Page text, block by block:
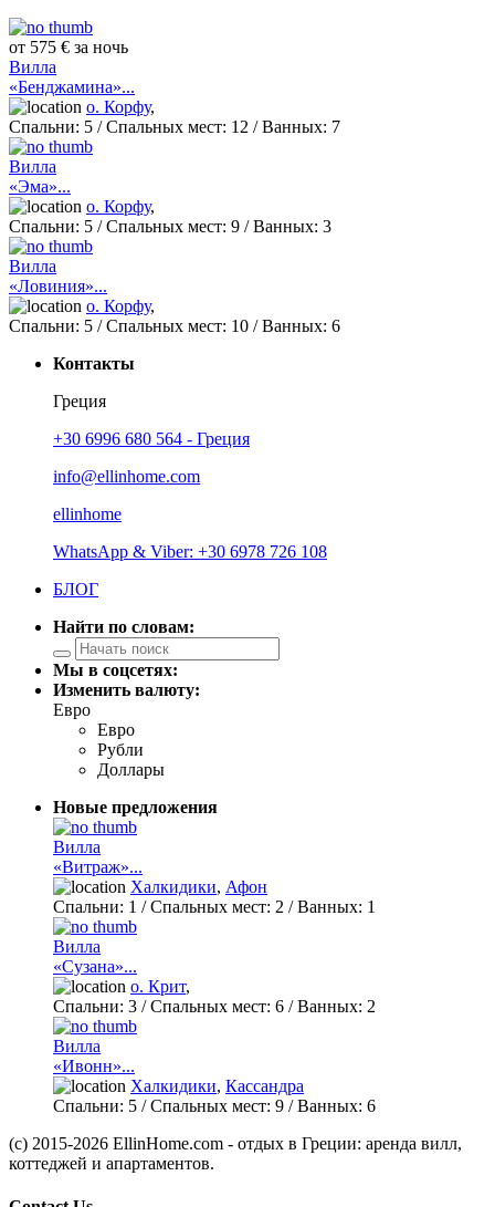
от 575 € за ночь
Вилла
«Бенджамина»...
о. Корфу,
Спальни: 5 / Спальных мест: 12 /Ванных: 7
Вилла
«Эма»...
о. Корфу,
Спальни: 5 / Спальных мест: 9 /Ванных: 3
Вилла
«Ловиния»...
о. Корфу,
Спальни: 5 / Спальных мест: 10 /Ванных: 6
Контакты
Греция
+30 6996 680 564 - Греция
info@ellinhome.com
ellinhome
WhatsApp & Viber: +30 6978 726 108
БЛОГ
Найти по словам:
Мы в соцсетях:
Изменить валюту:
Евро
Евро
Рубли
Доллары
Новые предложения
Вилла
«Витраж»...
Халкидики, Афон
Спальни: 1 / Спальных мест: 2 /Ванных: 1
Вилла
«Сузана»...
о. Крит,
Спальни: 3 / Спальных мест: 6 /Ванных: 2
Вилла
«Ивонн»...
Халкидики, Кассандра
Спальни: 5 / Спальных мест: 9 /Ванных: 6
(c) 2015-2026 EllinHome.com - отдых в Греции: аренда вилл,
коттеджей и апартаментов.